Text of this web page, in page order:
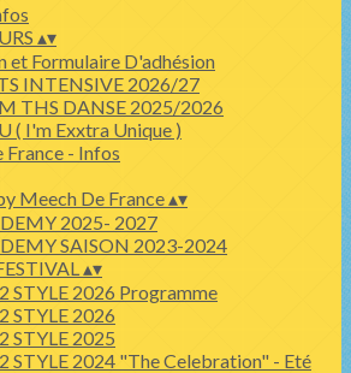
▴▾
et Formulaire D'adhésion
INTENSIVE 2026/27
THS DANSE 2025/2026
( I'm Exxtra Unique )
France - Infos
Meech De France▴▾
2025- 2027
SAISON 2023-2024
▴▾
STYLE 2026 Programme
STYLE 2026
STYLE 2025
STYLE 2024 "The Celebration" - Eté